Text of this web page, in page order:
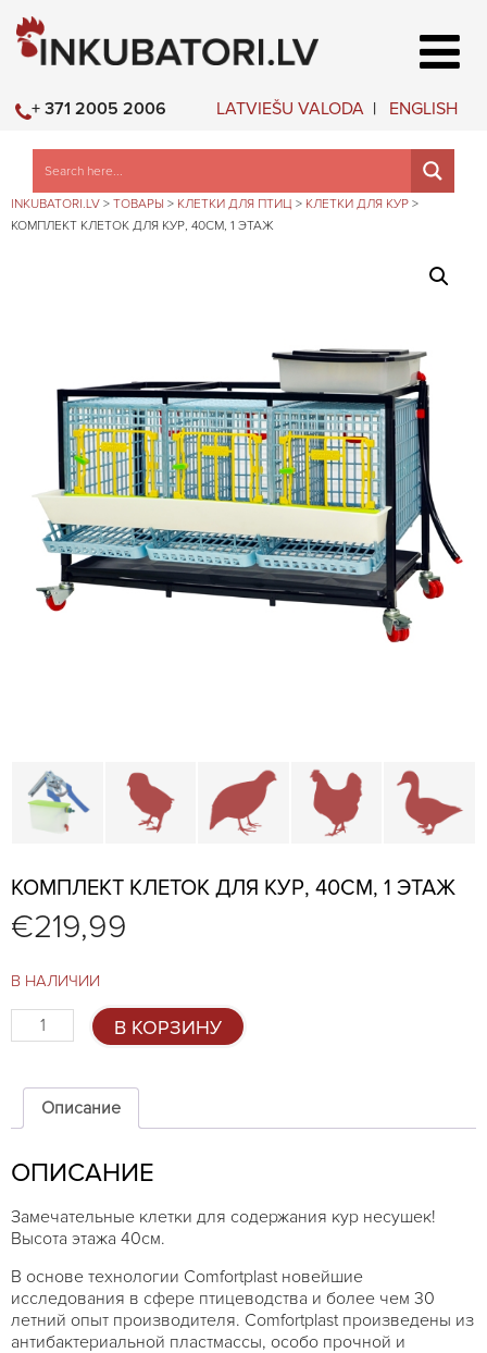
LATVIEŠU VALODA ENGLISH
+ 371 2005 2006
INKUBATORI.LV > ТОВАРЫ > КЛЕТКИ ДЛЯ ПТИЦ > КЛЕТКИ ДЛЯ КУР >
КОМПЛЕКТ КЛЕТОК ДЛЯ КУР, 40СМ, 1 ЭТАЖ
Детали и аксессуары для клеткок
Брудеры и клетки для молодняка
Клетки для перепелки и
Клетки для
КОМПЛЕКТ КЛЕТОК ДЛЯ КУР, 40СМ, 1 ЭТАЖ
€219,99
В НАЛИЧИИ
Количество
товара
клеток
кур,
1
В КОРЗИНУ
Описание
ОПИСАНИЕ
Замечательные клетки для содержания кур несушек!
Высота этажа 40см.
В основе технологии Comfortplast новейшие
исследования в сфере птицеводства и более чем 30
летний опыт производителя. Comfortplast произведены из
антибактериальной пластмассы, особо прочной и